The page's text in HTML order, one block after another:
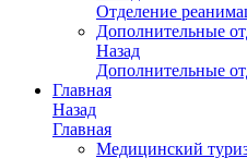
Отделение
Дополнительные
Назад
Дополнительные
Главная
Назад
Главная
Медицинский